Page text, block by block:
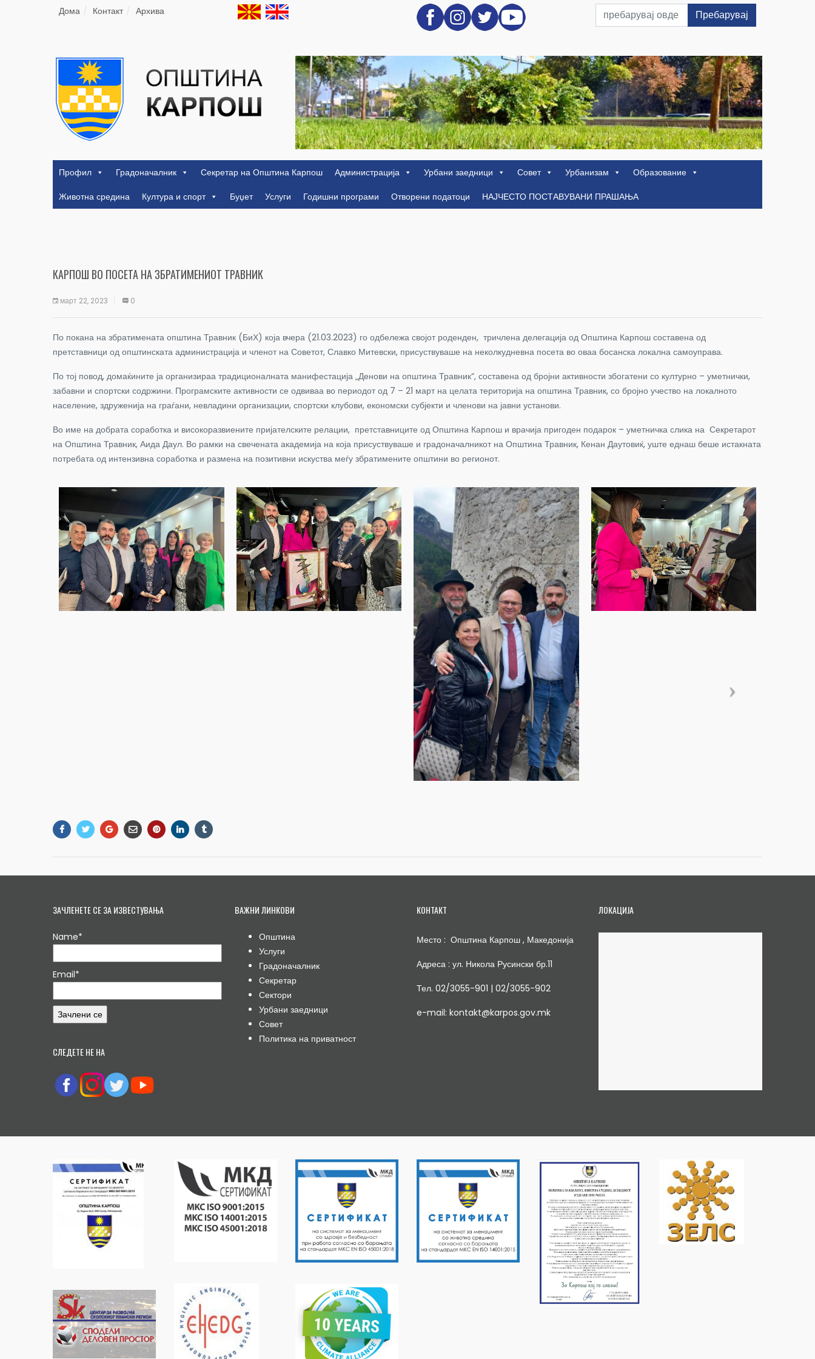
Дома Контакт Архива Пребарувај
Профил Градоначалник Секретар на Општина Карпош Администрација Урбани заедници Совет Урбанизам
Образование
Животна средина
Култура и спорт Буџет Услуги Годишни програми Отворени податоци НАЈЧЕСТО ПОСТАВУВАНИ ПРАШАЊА
КАРПОШ ВО ПОСЕТА НА ЗБРАТИМЕНИОТ ТРАВНИК
март 22, 2023 0
По покана на збратимената општина Травник (БиХ) која вчера (21.03.2023) го одбележа својот роденден, тричлена делегација од Општина Карпош составена од
претставници од општинската администрација и членот на Советот, Славко Митевски, присуствуваше на неколкудневна посета во оваа босанска локална самоуправа.
По тој повод, домаќините ја организираа традиционалната манифестација „Денови на општина Травник“, составена од бројни активности збогатени со културно – уметнички,
забавни и спортски содржини. Програмските активности се одвиваа во периодот од 7 – 21 март на целата територија на општина Травник, со бројно учество на локалното
население, здруженија на граѓани, невладини организации, спортски клубови, економски субјекти и членови на јавни установи.
Во име на добрата соработка и високоразвиените пријателските релации, претставниците од Општина Карпош и врачија пригоден подарок – уметничка слика на Секретарот
на Општина Травник, Аида Даул. Во рамки на свечената академија на која присуствуваше и градоначалникот на Општина Травник, Кенан Даутовиќ, уште еднаш беше истакната
потребата од интензивна соработка и размена на позитивни искуства меѓу збратимените општини во регионот.
ЗАЧЛЕНЕТЕ СЕ ЗА ИЗВЕСТУВАЊА
Name*
Email*
СЛЕДЕТЕ НЕ НА
ВАЖНИ ЛИНКОВИ
Општина
Услуги
Градоначалник
Секретар
Сектори
Урбани заедници
Совет
Политика на приватност
КОНТАКТ
Место : Општина Карпош , Македонија
Адреса : ул. Никола Русински бр.11
Тел. 02/3055-901 | 02/3055-902
e-mail: kontakt@karpos.gov.mk
ЛОКАЦИЈА